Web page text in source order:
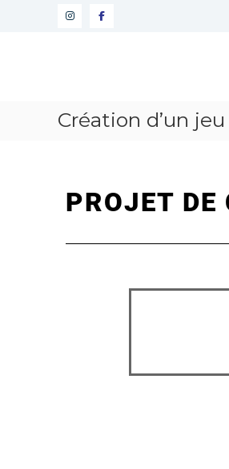
les
vos
élèves
Création d’un
PROJET DE